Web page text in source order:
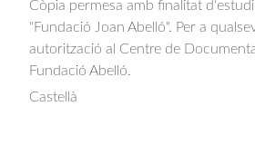
Còpia permesa amb finalitat
"Fundació Joan Abelló". Per a
autorització al Centre de
Fundació Abelló.
Castellà